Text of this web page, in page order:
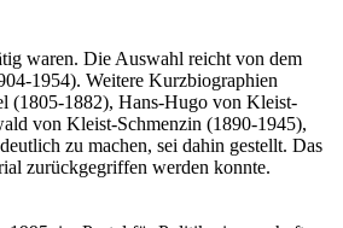
waren. Die Auswahl reicht von dem
1954). Weitere Kurzbiographien
(1805-1882), Hans-Hugo von Kleist-
von Kleist-Schmenzin (1890-1945),
zu machen, sei dahin gestellt. Das
zurückgegriffen werden konnte.